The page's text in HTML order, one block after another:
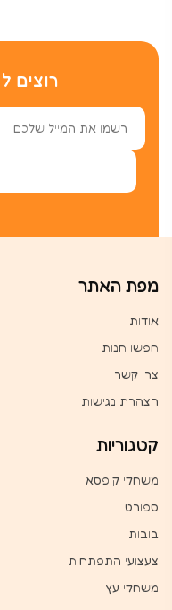
רוצים
מפת האתר
אודות
חפשו חנות
צרו קשר
הצהרת נגישות
קטגוריות
משחקי קופסא
ספורט
בובות
צעצועי התפתחות
משחקי עץ